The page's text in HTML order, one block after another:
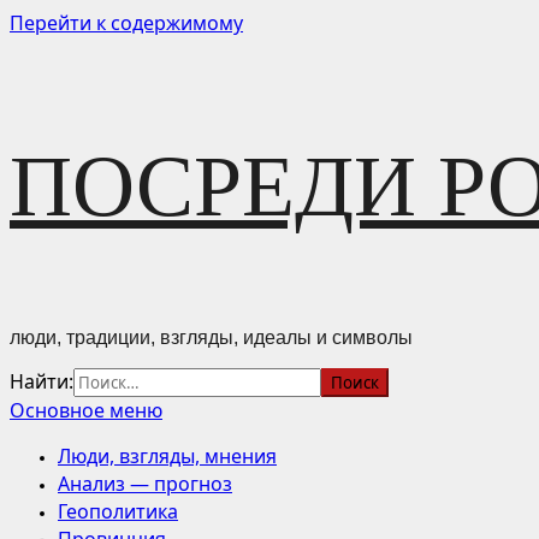
Перейти к содержимому
ПОСРЕДИ
люди, традиции, взгляды, идеалы и символы
Найти:
Основное меню
Люди, взгляды, мнения
Анализ — прогноз
Геополитика